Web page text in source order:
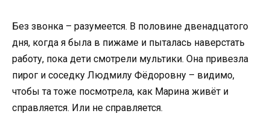
Без звонка – разумеется. В половине двенадцатого
дня, когда я была в пижаме и пыталась наверстать
работу, пока дети смотрели мультики. Она привезла
пирог и соседку Людмилу Фёдоровну – видимо,
чтобы та тоже посмотрела, как Марина живёт и
справляется. Или не справляется.